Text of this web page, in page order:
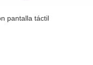
pantalla táctil